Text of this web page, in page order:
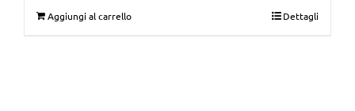
Aggiungi al carrello Dettagli